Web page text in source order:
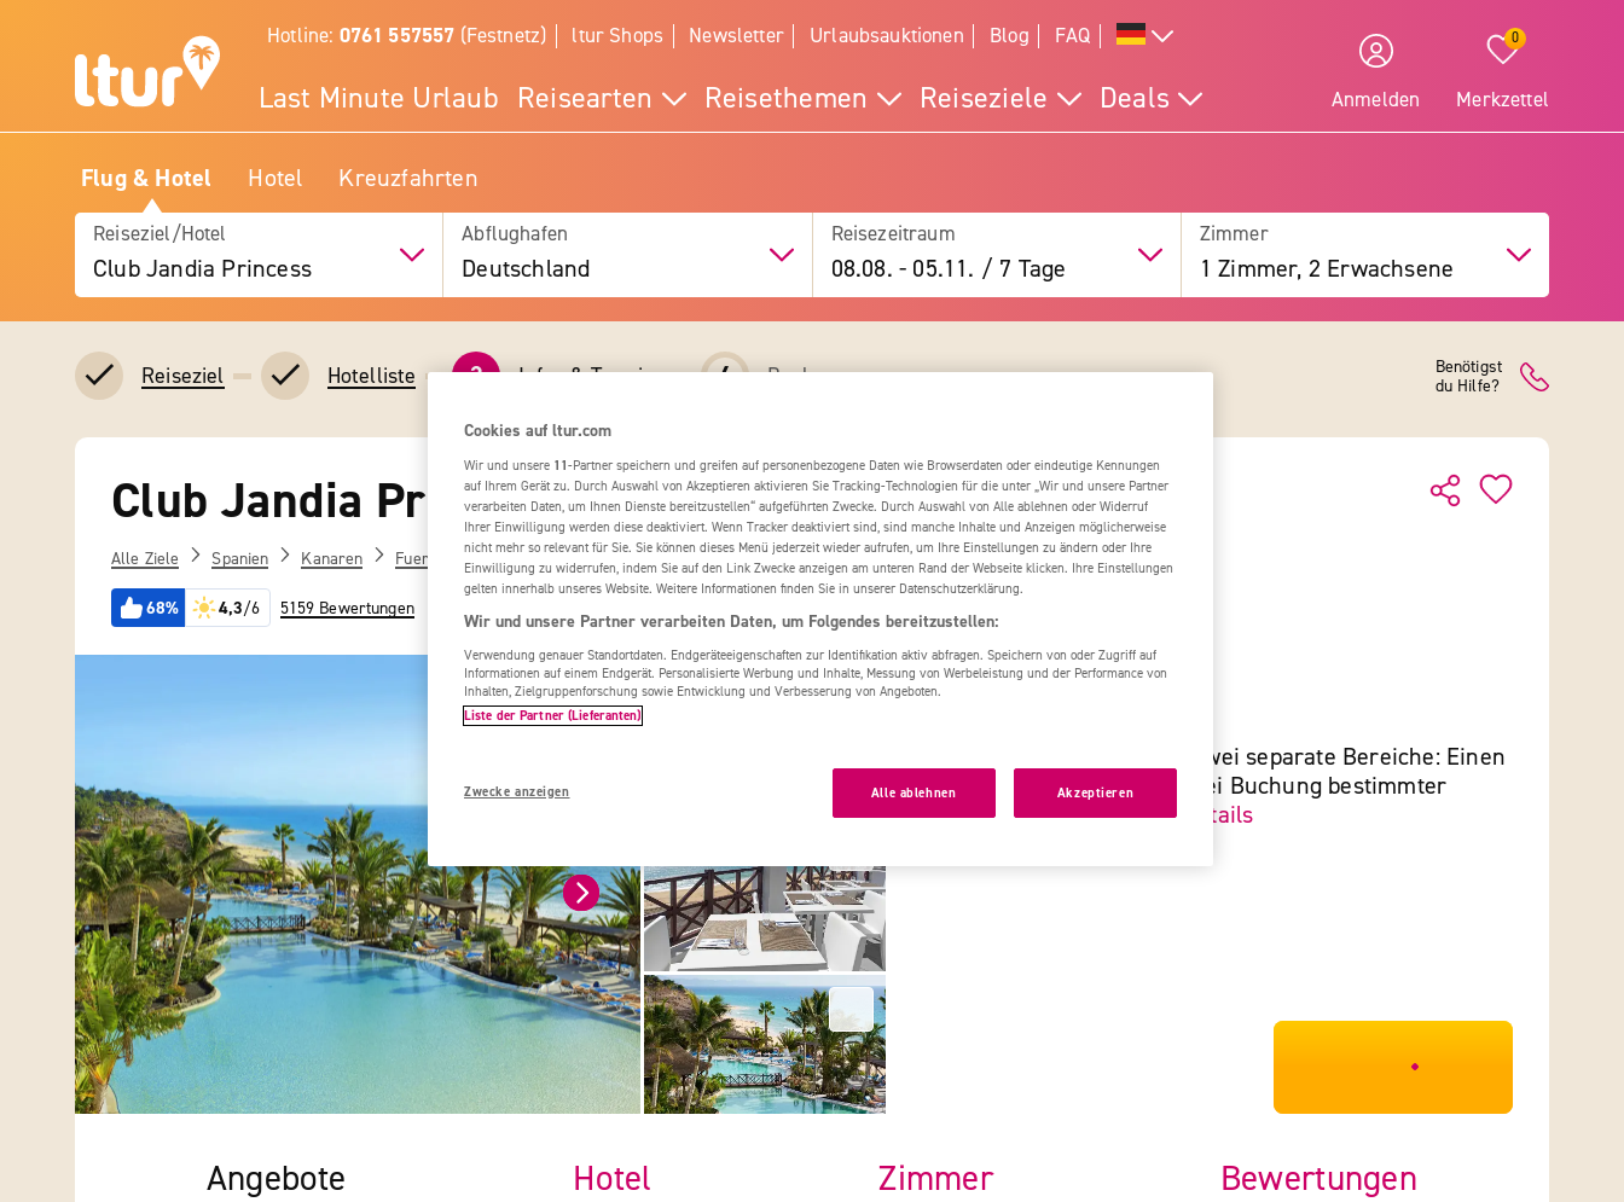
Hotline: 0761 557557 (Festnetz) ltur Shops Newsletter Urlaubsauktionen Blog FAQ
Last Minute Urlaub Reisearten Reisethemen Reiseziele Deals Anmelden
0
Merkzettel
Flug & Hotel Hotel Kreuzfahrten
Reiseziel/Hotel
Club Jandia Princess
Abflughafen
Deutschland
Reisezeitraum
08.08. - 05.11. / 7 Tage
Zimmer
1 Zimmer, 2 Erwachsene
Reiseziel Hotelliste 3 Infos & Termine 4 Buchung
Benötigst
du Hilfe?
Club Jandia Princess
Alle Ziele Spanien Kanaren Fuerteventura Playa de Esquinzo Club Jandia Princess
68% 4,3/6 5159 Bewertungen
Familienfreundlich
WLAN
Dieses Hotel verfügt über zwei separate Bereiche: Einen
Erwachsenenbereich, der bei Buchung bestimmter
Zimmertypen nutzbar i...
Details
***************
Angebote Hotel Zimmer Bewertungen
Cookies auf ltur.com
Wir und unsere 11-Partner speichern und greifen auf personenbezogene Daten wie Browserdaten oder eindeutige Kennungen
auf Ihrem Gerät zu. Durch Auswahl von Akzeptieren aktivieren Sie Tracking-Technologien für die unter „Wir und unsere Partner
verarbeiten Daten, um Ihnen Dienste bereitzustellen“ aufgeführten Zwecke. Durch Auswahl von Alle ablehnen oder Widerruf
Ihrer Einwilligung werden diese deaktiviert. Wenn Tracker deaktiviert sind, sind manche Inhalte und Anzeigen möglicherweise
nicht mehr so relevant für Sie. Sie können dieses Menü jederzeit wieder aufrufen, um Ihre Einstellungen zu ändern oder Ihre
Einwilligung zu widerrufen, indem Sie auf den Link Zwecke anzeigen am unteren Rand der Webseite klicken. Ihre Einstellungen
gelten innerhalb unseres Website. Weitere Informationen finden Sie in unserer Datenschutzerklärung.
Wir und unsere Partner verarbeiten Daten, um Folgendes bereitzustellen:
Verwendung genauer Standortdaten. Endgeräteeigenschaften zur Identifikation aktiv abfragen. Speichern von oder Zugriff auf
Informationen auf einem Endgerät. Personalisierte Werbung und Inhalte, Messung von Werbeleistung und der Performance von
Inhalten, Zielgruppenforschung sowie Entwicklung und Verbesserung von Angeboten.
Liste der Partner (Lieferanten)
Zwecke anzeigen Alle ablehnen Akzeptieren